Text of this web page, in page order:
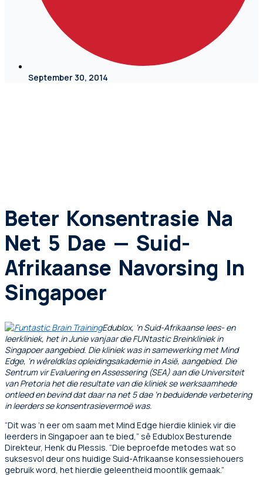
September 30, 2014
Beter Konsentrasie Na
Net 5 Dae — Suid-
Afrikaanse Navorsing In
Singapoer
Edublox, ‘n Suid-Afrikaanse lees- en
leerkliniek, het in Junie vanjaar die FUNtastic Breinkliniek in
Singapoer aangebied. Die kliniek was in samewerking met Mind
Edge, ‘n wêreldklas opleidingsakademie in Asië, aangebied. Die
Sentrum vir Evaluering en Assessering (SEA) aan die Universiteit
van Pretoria het die resultate van die kliniek se werksaamhede
ontleed en bevind dat daar na net 5 dae ‘n beduidende verbetering
in leerders se konsentrasievermoë was.
“Dit was ‘n eer om saam met Mind Edge hierdie kliniek vir die
leerders in Singapoer aan te bied,” sê Edublox Besturende
Direkteur, Henk du Plessis. “Die beproefde metodes wat so
suksesvol deur ons huidige Suid-Afrikaanse konsessiehouers
gebruik word, het hierdie geleentheid moontlik gemaak.”